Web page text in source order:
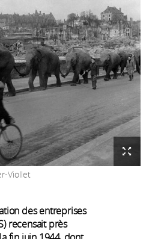
Viollet
des entreprises
recensait près